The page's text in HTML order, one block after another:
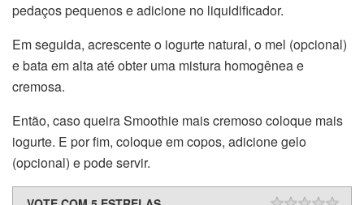
pedaços pequenos e adicione no liquidificador.
Em seguida, acrescente o iogurte natural, o mel (opcional)
e bata em alta até obter uma mistura homogênea e
cremosa.
Então, caso queira Smoothie mais cremoso coloque mais
iogurte. E por fim, coloque em copos, adicione gelo
(opcional) e pode servir.